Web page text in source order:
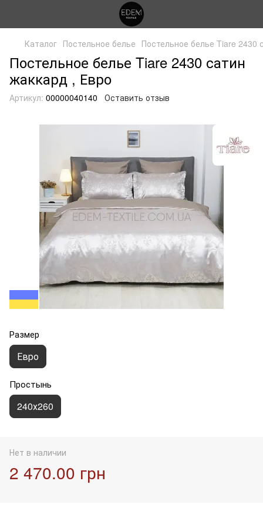
Каталог Постельное белье Постельное белье Tiare 2430
Постельное белье Tiare 2430 сатин
жаккард , Евро
Артикул: 00000040140 Оставить отзыв
Размер
Евро
Простынь
240х260
Нет в наличии
2 470.00 грн